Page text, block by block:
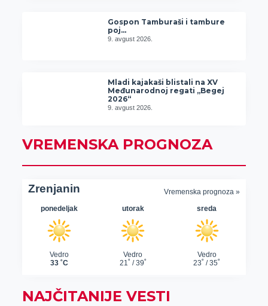
Gospon Tamburaši i tambure
poj…
9. avgust 2026.
Mladi kajakaši blistali na XV
Međunarodnoj regati „Begej
2026“
9. avgust 2026.
VREMENSKA PROGNOZA
NAJČITANIJE VESTI